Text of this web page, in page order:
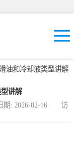
油和冷却液类型讲解
讲解
期: 2026-02-16 访